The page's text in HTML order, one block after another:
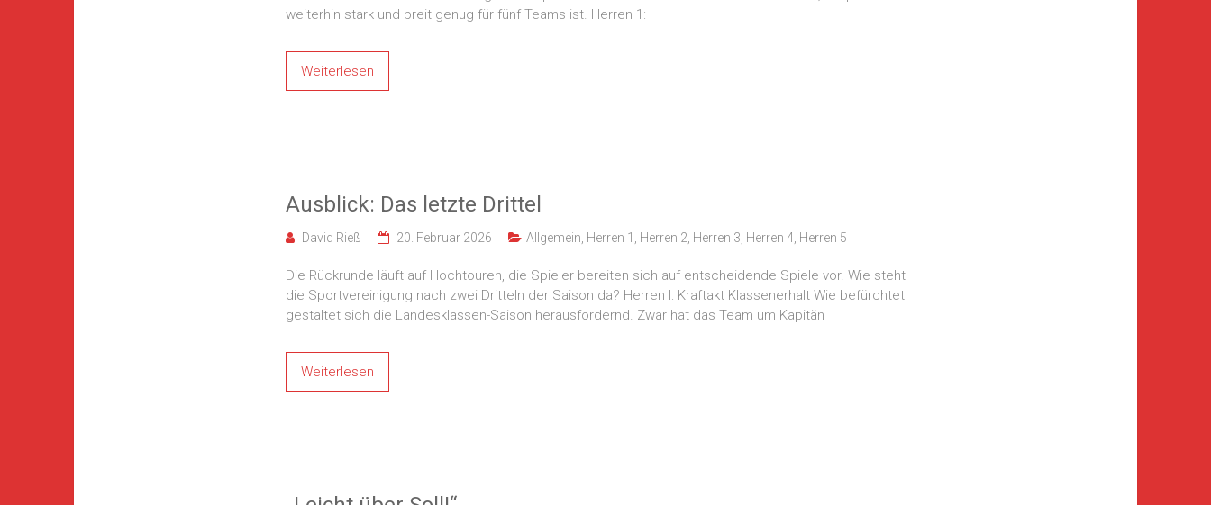
weiterhin stark und breit genug für fünf Teams ist. Herren 1:
Weiterlesen
Ausblick: Das letzte Drittel
David Rieß 20. Februar 2026 Allgemein Herren 1 Herren 2 Herren 3 Herren 4 Herren 5
Die Rückrunde läuft auf Hochtouren, die Spieler bereiten sich auf entscheidende Spiele vor. Wie steht
die Sportvereinigung nach zwei Dritteln der Saison da? Herren I: Kraftakt Klassenerhalt Wie befürchtet
gestaltet sich die Landesklassen-Saison herausfordernd. Zwar hat das Team um Kapitän
Weiterlesen